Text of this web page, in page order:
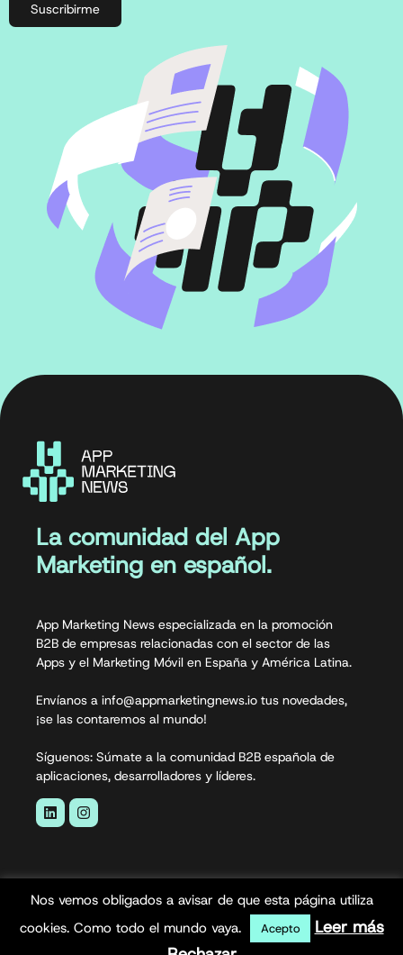
Suscribirme
La comunidad del App
Marketing en español.
App Marketing News especializada en la promoción
B2B de empresas relacionadas con el sector de las
Apps y el Marketing Móvil en España y América Latina.
Envíanos a info@appmarketingnews.io tus novedades,
¡se las contaremos al mundo!
Síguenos: Súmate a la comunidad B2B española de
aplicaciones, desarrolladores y líderes.
Nos vemos obligados a avisar de que esta página utiliza
cookies. Como todo el mundo vaya.
Acepto
Leer más